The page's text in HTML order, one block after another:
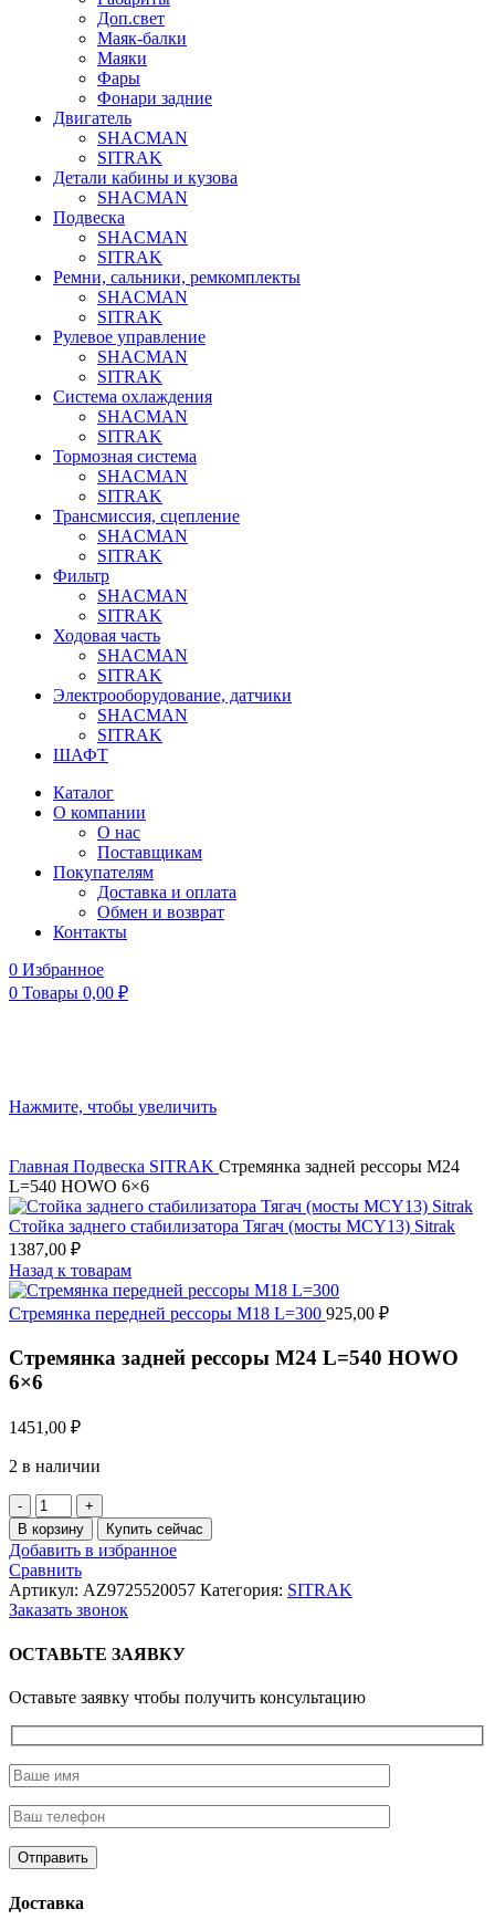
Доп.свет
Маяк-балки
Маяки
Фары
Фонари задние
Двигатель
SHACMAN
SITRAK
Детали кабины и кузова
SHACMAN
Подвеска
SHACMAN
SITRAK
Ремни, сальники, ремкомплекты
SHACMAN
SITRAK
Рулевое управление
SHACMAN
SITRAK
Система охлаждения
SHACMAN
SITRAK
Тормозная система
SHACMAN
SITRAK
Трансмиссия, сцепление
SHACMAN
SITRAK
Фильтр
SHACMAN
SITRAK
Ходовая часть
SHACMAN
SITRAK
Электрооборудование, датчики
SHACMAN
SITRAK
ШАФТ
Каталог
О компании
О нас
Поставщикам
Покупателям
Доставка и оплата
Обмен и возврат
Контакты
0 Избранное
0 Товары 0,00 ₽
Нажмите, чтобы увеличить
Главная Подвеска SITRAK Стремянка задней рессоры М24
L=540 HOWO 6×6
Стойка заднего стабилизатора Тягач (мосты MCY13) Sitrak
1387,00 ₽
Назад к товарам
Стремянка передней рессоры М18 L=300 925,00 ₽
Стремянка задней рессоры М24 L=540 HOWO
6×6
1451,00 ₽
2 в наличии
Количество
товара
Стремянка
задней
рессоры
М24
L=540
6x6
В корзину Купить сейчас
Добавить в избранное
Сравнить
Артикул: AZ9725520057 Категория: SITRAK
Заказать звонок
ОСТАВЬТЕ ЗАЯВКУ
Оставьте заявку чтобы получить консультацию
Доставка